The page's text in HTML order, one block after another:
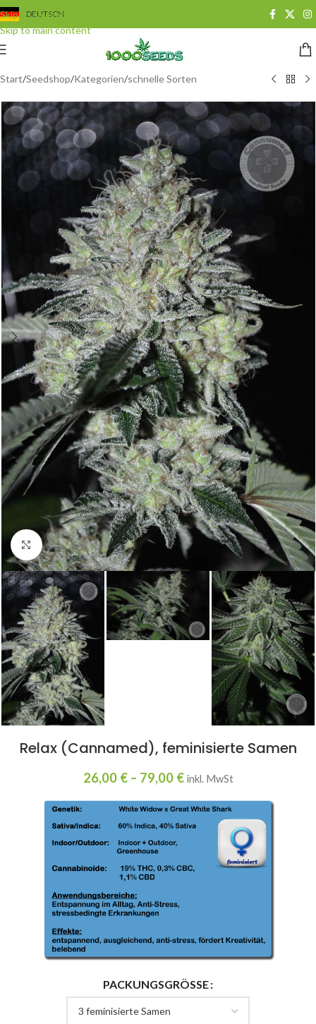
Skip to navigation
Skip to main content
DEUTSCH
Start/Seedshop/Kategorien/schnelle Sorten
Click to enlarge
Relax (Cannamed), feminisierte Samen
26,00 € – 79,00 € inkl. MwSt
PACKUNGSGRÖSSE